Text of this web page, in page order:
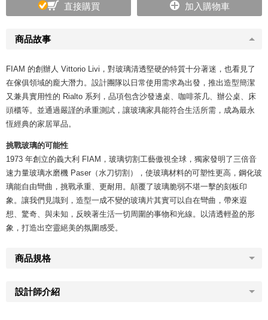
商品故事
FIAM 的創辦人 Vittorio Livi，對玻璃清透堅硬的特質十分著迷，也看見了
在傢俱領域的龐大潛力。設計團隊以日常使用需求為出發，推出造型簡潔
又兼具實用性的 Rialto 系列，品項包含沙發邊桌、咖啡茶几、辦公桌、床
頭櫃等。並通過嚴謹的承重測試，讓玻璃家具能符合生活所需，成為最永
恆經典的家居單品。
挑戰玻璃的可能性
1973 年創立的義大利 FIAM，玻璃切割工藝傲視全球，獨家發明了三倍音
速力量玻璃水磨機 Paser（水刀切割），使玻璃材料的可塑性更高，鋼化玻
璃能自由彎曲，挑戰承重、更耐用。顛覆了玻璃脆弱不堪一擊的刻板印
象。讓我們見識到，造型一成不變的玻璃片其實可以自在彎曲，帶來遐
想、驚奇、與未知，反映著生活一切周圍的事物和光線。以清透輕盈的形
象，打造出空靈絕美的氛圍感受。
商品規格
設計師介紹
直接購買 加入購物車